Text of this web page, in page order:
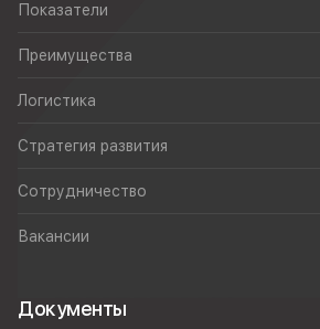
Показатели
Преимущества
Логистика
Стратегия развития
Сотрудничество
Вакансии
Документы